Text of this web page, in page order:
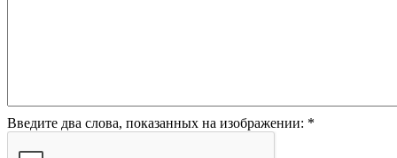
Введите два слова, показанных на изображении: *